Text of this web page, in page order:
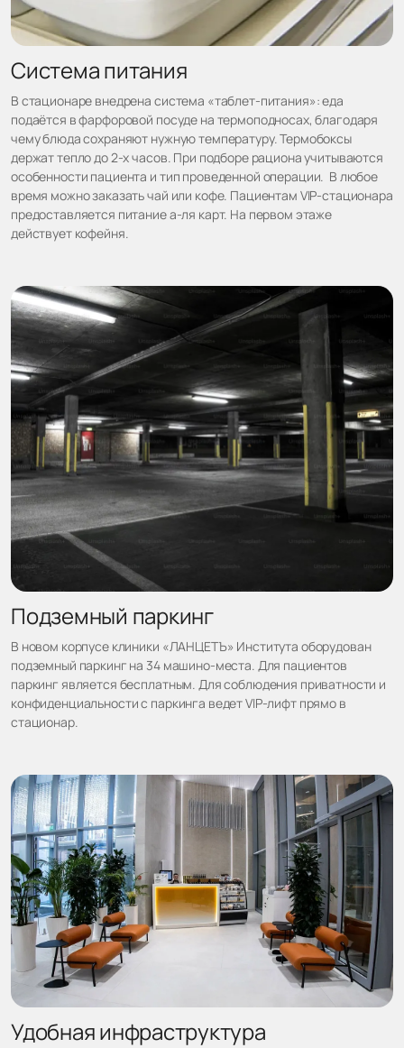
Система питания
В стационаре внедрена система «таблет-питания»: еда
подаётся в фарфоровой посуде на термоподносах, благодаря
чему блюда сохраняют нужную температуру. Термобоксы
держат тепло до 2-х часов. При подборе рациона учитываются
особенности пациента и тип проведенной операции. В любое
время можно заказать чай или кофе. Пациентам VIP-стационара
предоставляется питание а-ля карт. На первом этаже
действует кофейня.
Подземный паркинг
В новом корпусе клиники «ЛАНЦЕТЪ» Института оборудован
подземный паркинг на 34 машино-места. Для пациентов
паркинг является бесплатным. Для соблюдения приватности и
конфиденциальности с паркинга ведет VIP-лифт прямо в
стационар.
Удобная инфраструктура